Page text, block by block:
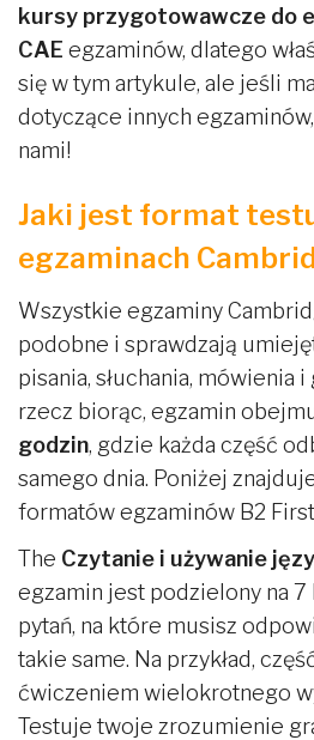
kursy przygotowawcze do
CAE egzaminów, dlatego
się w tym artykule, ale jeśli
dotyczące innych
nami!
Jaki jest format
egzaminach
Wszystkie egzaminy
podobne i sprawdzają
pisania, słuchania, mówienia
rzecz biorąc, egzamin
godzin, gdzie każda część
samego dnia. Poniżej
formatów egzaminów B2
The Czytanie i używanie
egzamin jest podzielony na 7
pytań, na które musisz
takie same. Na przykład,
ćwiczeniem wielokrotnego
Testuje twoje zrozumienie